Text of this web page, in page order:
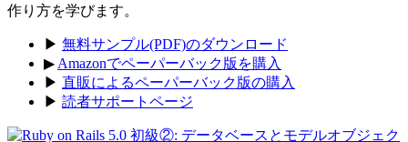
作り方を学びます。
▶ 無料サンプル(PDF)のダウンロード
▶ Amazonでペーパーバック版を購入
▶ 直販によるペーパーバック版の購入
▶ 読者サポートページ